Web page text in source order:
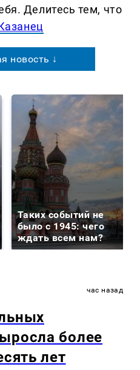
Делитеcь тем, что
новость ↓
Таких событий не
было с 1945: чего
ждать всем нам?
час назад
более
лет